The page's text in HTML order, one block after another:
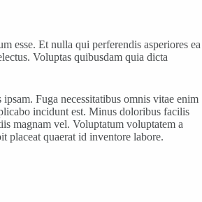
esse. Et nulla qui perferendis asperiores ea
Voluptas quibusdam quia dicta
Fuga necessitatibus omnis vitae enim
incidunt est. Minus doloribus facilis
magnam vel. Voluptatum voluptatem a
placeat quaerat id inventore labore.